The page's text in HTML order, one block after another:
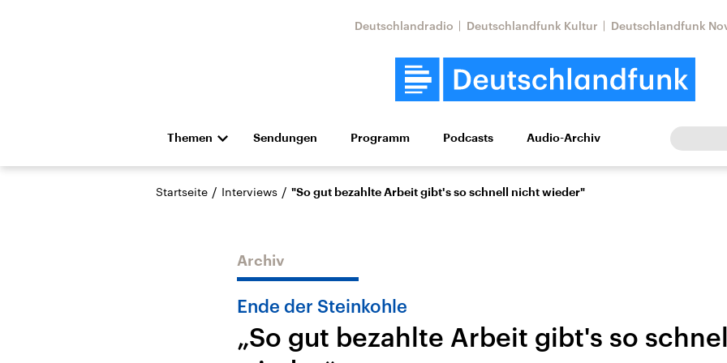
Deutschlandradio Deutschlandfunk Kultur Deutschlandfunk
Themen
Die Nachrichten Politik Wirtschaft Wissen Kultur Europa
Hörspiel und Feature Musik
Landtagswahl Sachsen-
Anhalt 2026
USA
Nahostkonflikt
Aktuelle Lage und
Iran
Sendungen Programm Podcasts Audio-Archiv
Startseite / Interviews / "So gut bezahlte Arbeit gibt's so schnell nicht wieder"
Archiv
Ende der Steinkohle
„So gut bezahlte Arbeit gibt's so